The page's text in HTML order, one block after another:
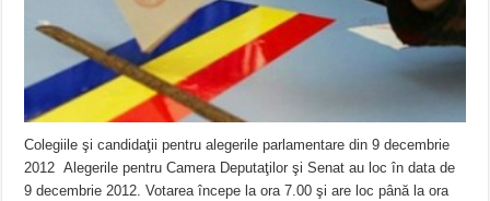
Colegiile şi candidaţii pentru alegerile parlamentare din 9 decembrie
2012 Alegerile pentru Camera Deputaţilor şi Senat au loc în data de
9 decembrie 2012. Votarea începe la ora 7.00 şi are loc până la ora